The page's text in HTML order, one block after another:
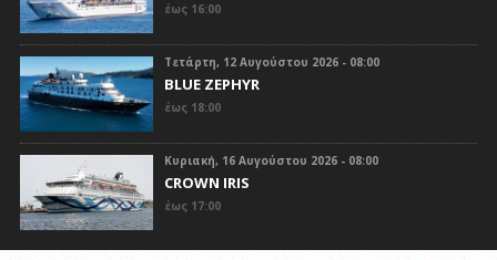
έως 16:00
Τετάρτη, 12 Αυγούστου 2026 - 08:00
BLUE ZEPHYR
έως 18:00
Κυριακή, 16 Αυγούστου 2026 - 08:00
CROWN IRIS
έως 17:00